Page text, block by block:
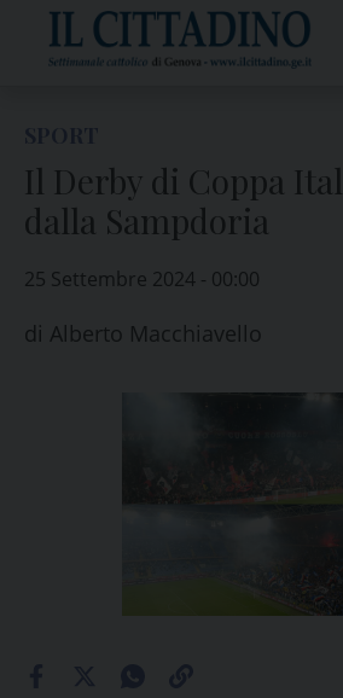
content
Il Derby di Coppa
dalla Sampdoria
25 Settembre 2024 - 00:00
di Alberto Macchiavello